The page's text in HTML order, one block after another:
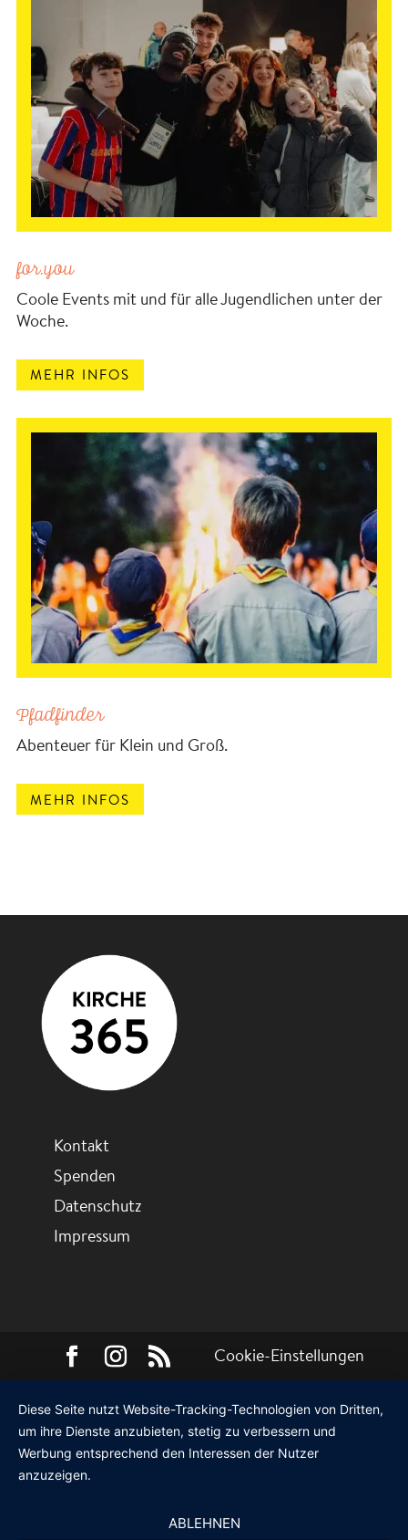
for.you
Coole Events mit und für alle Jugendlichen unter der
Woche.
MEHR INFOS
Pfadfinder
Abenteuer für Klein und Groß.
MEHR INFOS
Kontakt
Spenden
Datenschutz
Impressum
Cookie-Einstellungen
Diese Seite nutzt Website-Tracking-Technologien von Dritten,
um ihre Dienste anzubieten, stetig zu verbessern und
Werbung entsprechend den Interessen der Nutzer
anzuzeigen.
ABLEHNEN